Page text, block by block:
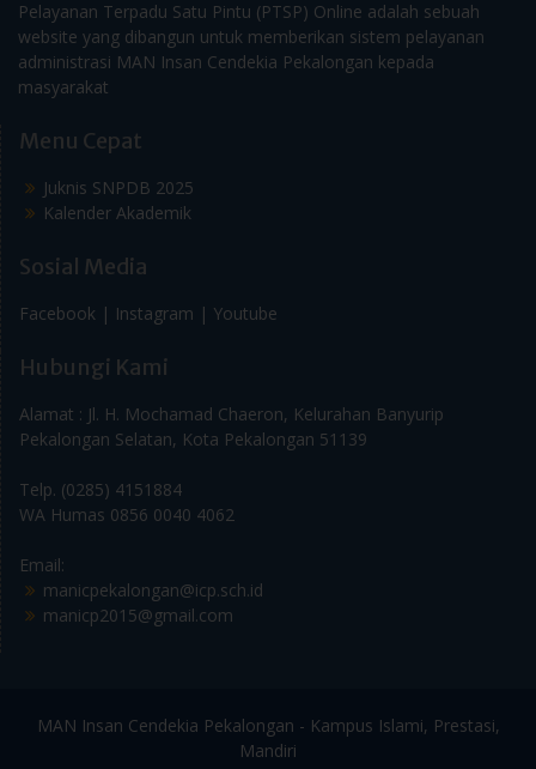
Pelayanan Terpadu Satu Pintu (PTSP) Online adalah sebuah
website yang dibangun untuk memberikan sistem pelayanan
administrasi MAN Insan Cendekia Pekalongan kepada
masyarakat
Menu Cepat
Juknis SNPDB 2025
Kalender Akademik
Sosial Media
Facebook | Instagram | Youtube
Hubungi Kami
Alamat : Jl. H. Mochamad Chaeron, Kelurahan Banyurip
Pekalongan Selatan, Kota Pekalongan 51139
Telp. (0285) 4151884
WA Humas 0856 0040 4062
Email:
manicpekalongan@icp.sch.id
manicp2015@gmail.com
MAN Insan Cendekia Pekalongan - Kampus Islami, Prestasi,
Mandiri